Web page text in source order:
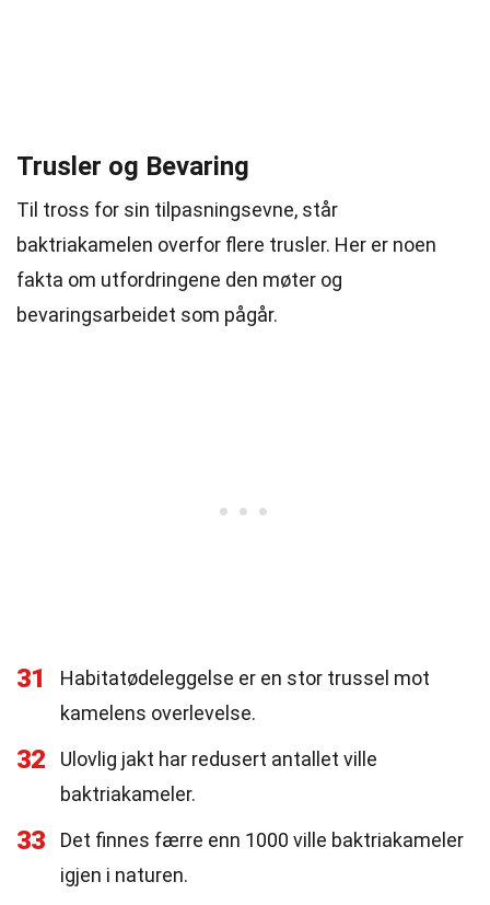
Trusler og Bevaring
Til tross for sin tilpasningsevne, står
baktriakamelen overfor flere trusler. Her er noen
fakta om utfordringene den møter og
bevaringsarbeidet som pågår.
31
Habitatødeleggelse er en stor trussel mot
kamelens overlevelse.
32
Ulovlig jakt har redusert antallet ville
baktriakameler.
33
Det finnes færre enn 1000 ville baktriakameler
igjen i naturen.